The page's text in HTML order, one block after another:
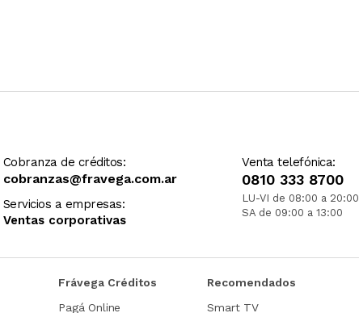
Cobranza de créditos:
cobranzas@fravega.com.ar
Servicios a empresas:
Ventas corporativas
Venta telefónica:
0810 333 8700
LU-VI de 08:00 a 20:00
SA de 09:00 a 13:00
Frávega Créditos
Pagá Online
Recomendados
Smart TV